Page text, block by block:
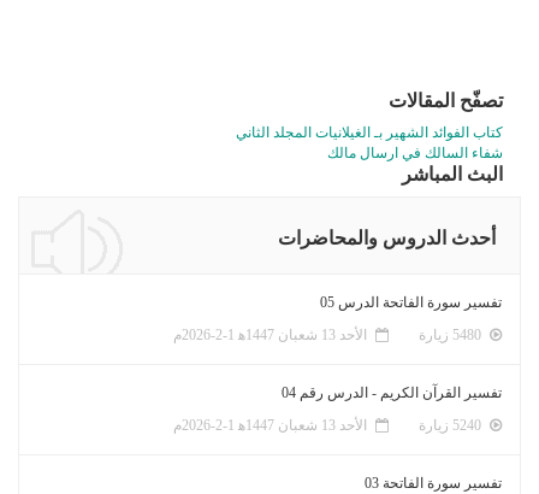
تصفّح المقالات
كتاب الفوائد الشهير بـ الغيلانيات المجلد الثاني
شفاء السالك في ارسال مالك
البث المباشر
أحدث الدروس والمحاضرات
تفسير سورة الفاتحة الدرس 05
الأحد 13 شعبان 1447ﻫ 1-2-2026م
تفسير القرآن الكريم - الدرس رقم 04
الأحد 13 شعبان 1447ﻫ 1-2-2026م
تفسير سورة الفاتحة 03